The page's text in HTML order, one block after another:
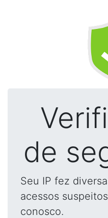
de
Seu IP fez
acessos
conosco.